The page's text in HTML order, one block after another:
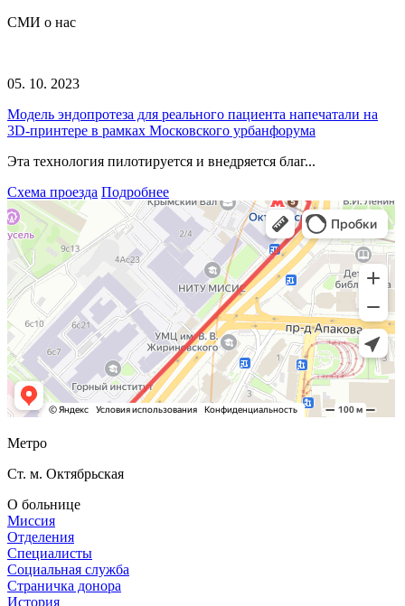
СМИ о нас
05. 10. 2023
Модель эндопротеза для реального пациента напечатали на
3D-принтере в рамках Московского урбанфорума
Эта технология пилотируется и внедряется благ...
Схема проезда Подробнее
Метро
Ст. м. Октябрьская
О больнице
Миссия
Отделения
Специалисты
Социальная служба
Страничка донора
История